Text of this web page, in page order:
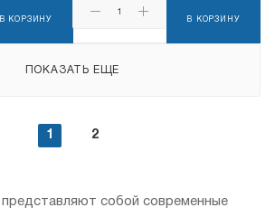
В КОРЗИНУ В КОРЗИНУ
ПОКАЗАТЬ ЕЩЕ
1 2
представляют собой современные